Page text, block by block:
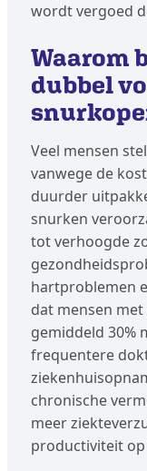
wordt vergoed
Waarom
dubbel
Veel mensen
vanwege de
duurder
snurken
tot verhoogde
hartproblemen
dat mensen
gemiddeld 30%
frequentere
chronische
meer
productiviteit